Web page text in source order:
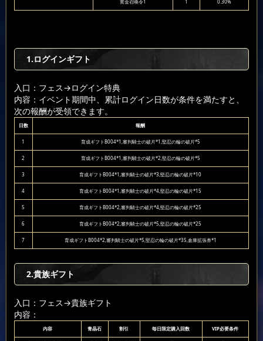
黄金召喚令1 1 0.30%
1.ログインギフト
入口：フェス→ログイン特典
内容：イベント期間中、累計ログイン日数が条件を満たすと、
次の報酬が受領できます。
日数 報酬
1 育成ギフトB004*1,審判騎士の破片*1,堅忍の輪の破片*5
2 育成ギフトB004*1,審判騎士の破片*2,堅忍の輪の破片*5
3 育成ギフトB004*1,審判騎士の破片*3,堅忍の輪の破片*10
4 育成ギフトB004*1,審判騎士の破片*4,堅忍の輪の破片*15
5 育成ギフトB004*2,審判騎士の破片*4,堅忍の輪の破片*25
6 育成ギフトB004*2,審判騎士の破片*5,堅忍の輪の破片*25
7 育成ギフトB004*2,審判騎士の破片*5,堅忍の輪の破片*35,倉庫拡張券*1
2.貴族ギフト
入口：フェス→貴族ギフト
内容：
内容 青晶石 割引 毎日限定購入回数 VIP必要条件